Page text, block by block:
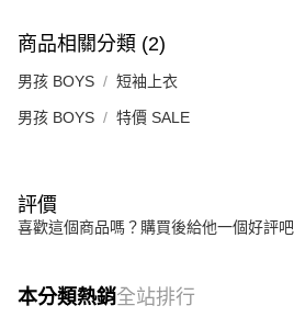
商品相關分類 (2)
男孩 BOYS 短袖上衣
男孩 BOYS 特價 SALE
評價
喜歡這個商品嗎？購買後給他一個好評吧
本分類熱銷全站排行